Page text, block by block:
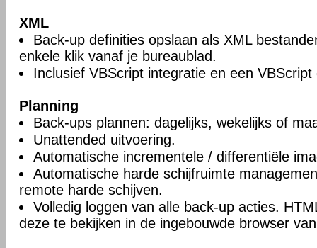
XML
Back-up definities opslaan als XML
enkele klik vanaf je bureaublad.
Inclusief VBScript integratie en een VBScript
Planning
Back-ups plannen: dagelijks, wekelijks of
Unattended uitvoering.
Automatische incrementele / differentiële
Automatische harde schijfruimte
remote harde schijven.
Volledig loggen van alle back-up acties.
deze te bekijken in de ingebouwde browser